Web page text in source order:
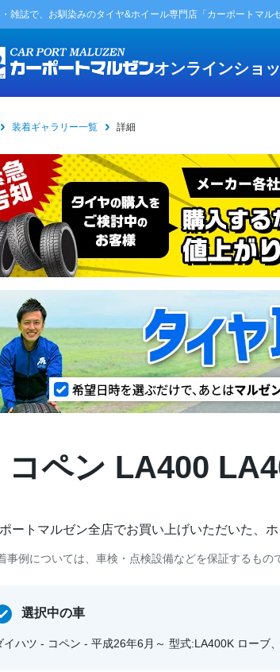
雑誌で、お馴染みのタイヤ&ホイール専門店「カーポートマル
オンラインショ
装着ギャラリー一覧 詳細
コペン LA400
ートマルゼン全店でお買い上げいただいた、
事例については、車検・点検設備などを保証するもの
選択中の車
イハツ - コペン - 平成26年6月～ 型式:LA400K ローブ